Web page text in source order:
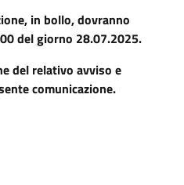
in bollo, dovranno
del giorno 28.07.2025.
del relativo avviso e
comunicazione.